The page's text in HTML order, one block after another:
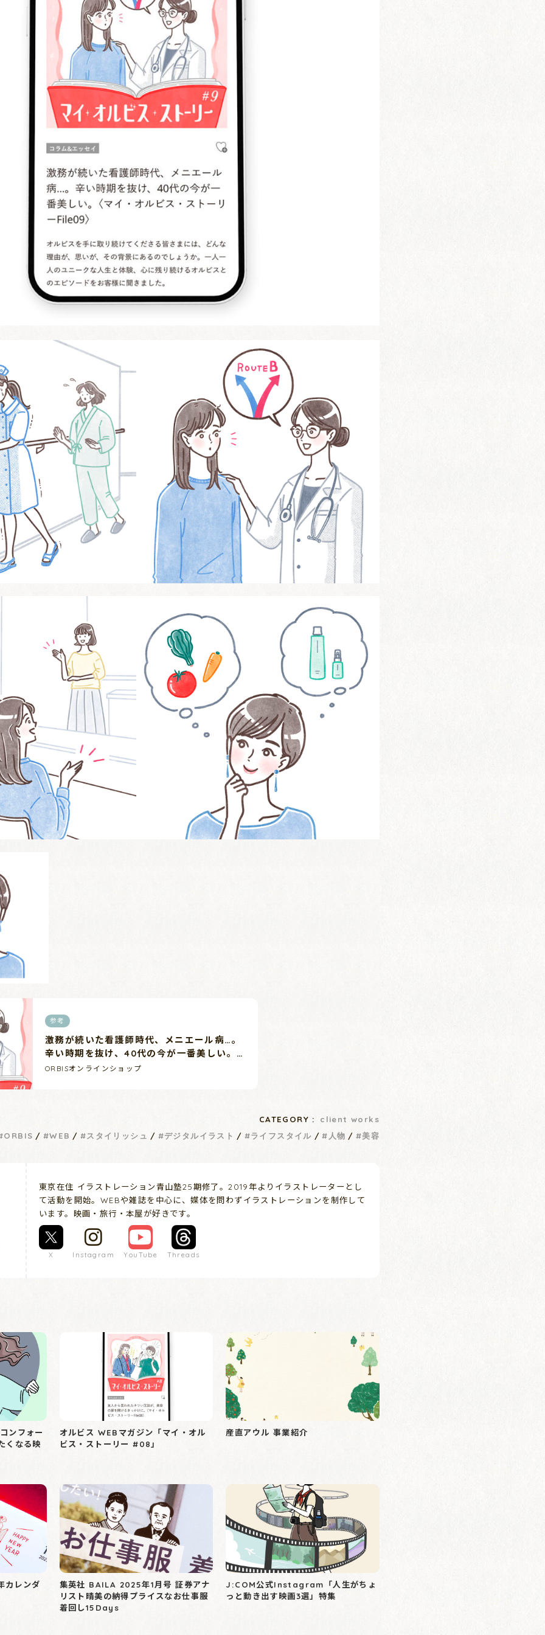
参考
激務が続いた看護師時代、メニエール病…。
辛い時期を抜け、40代の今が一番美しい。
〈マイ・オルビス・ストーリーFile09〉｜
ORBISオンラインショップ
CATEGORY :
client works
ORBIS WEB スタイリッシュ デジタルイラスト ライフスタイル 人物 美容
東京在住 イラストレーション青山塾25期修了。2019年よりイラストレーターとし
て活動を開始。WEBや雑誌を中心に、媒体を問わずイラストレーションを制作して
います。映画・旅行・本屋が好きです。
X Instagram YouTube Threads
ンフォー
くなる映
オルビス WEBマガジン「マイ・オル
ビス・ストーリー #08」
産直アウル 事業紹介
カレンダ
集英社 BAILA 2025年1月号 証券アナ
リスト晴美の納得プライスなお仕事服
着回し15Days
J:COM公式Instagram「人生がちょ
っと動き出す映画3選」特集